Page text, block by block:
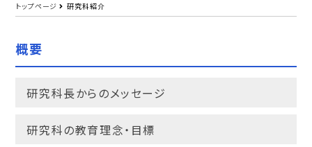
トップページ 研究科紹介
概要
研究科長からのメッセージ
研究科の教育理念・目標